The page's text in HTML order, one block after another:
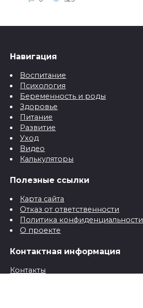
Навигация
Воспитание
Психология
Беременность и роды
Здоровье
Питание
Развитие
Уход
Видео
Калькуляторы
Полезные ссылки
Карта сайта
Отказ от ответственности
Политика конфиденциальности
О проекте
Контактная информация
Контакты